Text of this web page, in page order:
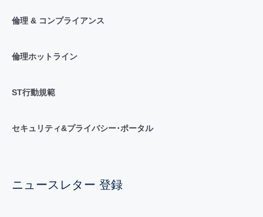
倫理 & コンプライアンス
倫理ホットライン
ST行動規範
セキュリティ&プライバシー･ポータル
ニュースレター 登録